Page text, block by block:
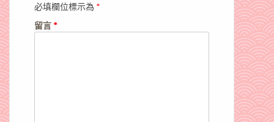
必填欄位標示為 *
留言 *